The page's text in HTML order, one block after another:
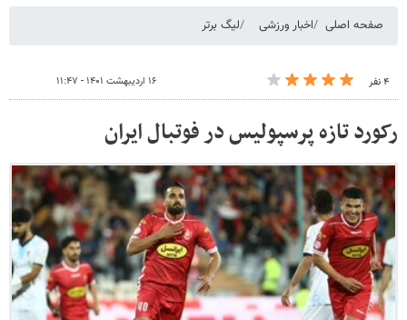
صفحه اصلی اخبار ورزشی لیگ برتر
۴ نفر ۱۶ اردیبهشت ۱۴۰۱ - ۱۱:۴۷
رکورد تازه پرسپولیس در فوتبال ایران